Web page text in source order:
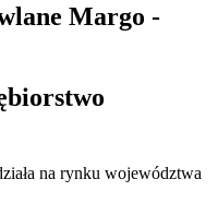
Margo -
na rynku województwa